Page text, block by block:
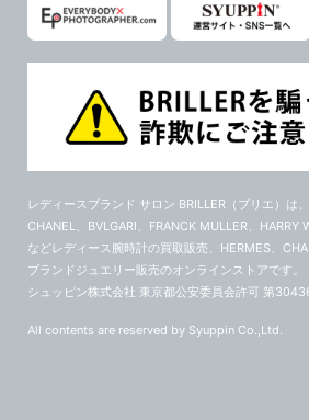
レディースブランド サロン BRILLER（ブリエ） は
CHANEL、BVLGARI、FRANCK MULLER、HARRY
などレディース腕時計の買取販売、HERMES、
ブランドジュエリー販売のオンラインストアです。
シュッピン株式会社 東京都公安委員会許可 第
All contents are reserved by Syuppin Co.,Ltd.